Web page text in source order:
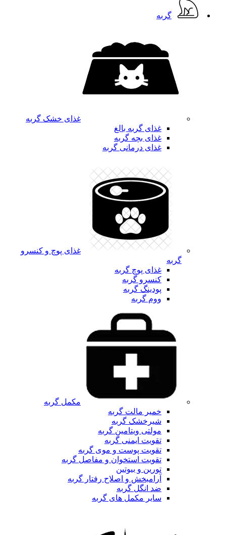
گربه
غذای خشک گربه
غذای گربه بالغ
غذای بچه گربه
غذای درمانی گربه
غذای پوچ و کنسرو
گربه
غذای پوچ گربه
کنسرو گربه
پودینگ گربه
ووم گربه
مکمل گربه
خمیر مالت گربه
شیرخشک گربه
مولتی ویتامین گربه
تقویت ایمنی گربه
تقویت پوست و موی گربه
تقویت استخوان و مفاصل گربه
تورین و بیوتین
آرامبخش و اصلاح رفتار گربه
ضد انگل گربه
سایر مکمل های گربه